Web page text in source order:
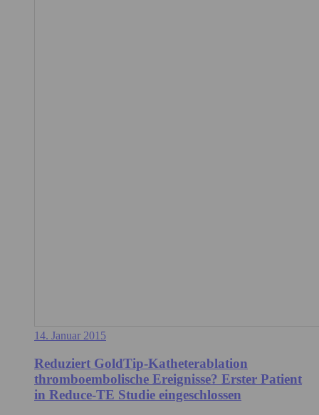
14. Januar 2015
Reduziert GoldTip-Katheterablation
thromboembolische Ereignisse? Erster Patient
in Reduce-TE Studie eingeschlossen